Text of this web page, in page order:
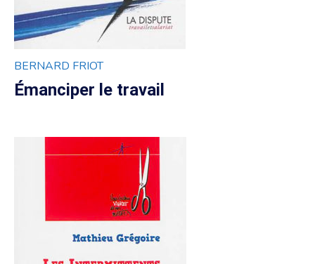
BERNARD FRIOT
Émanciper le travail